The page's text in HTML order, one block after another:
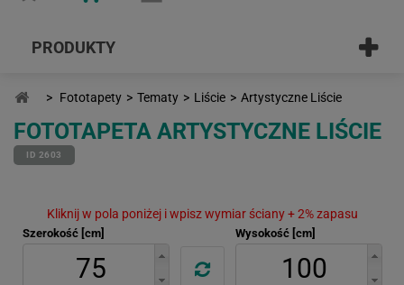
PRODUKTY
> Fototapety > Tematy > Liście > Artystyczne Liście
FOTOTAPETA ARTYSTYCZNE LIŚCIE
ID 2603
Kliknij w pola poniżej i wpisz wymiar ściany + 2% zapasu
Szerokość [cm] Wysokość [cm]